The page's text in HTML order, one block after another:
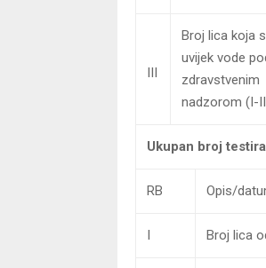
III
Broj lica koja
uvijek vode
zdravstvenim
nadzorom (I-
Ukupan broj
RB Opis/
I Broj lica